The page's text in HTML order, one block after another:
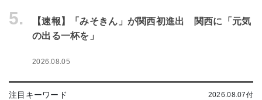
5.
【速報】「みそきん」が関西初進出 関西に「元気
の出る一杯を」
2026.08.05
注目キーワード 2026.08.07付